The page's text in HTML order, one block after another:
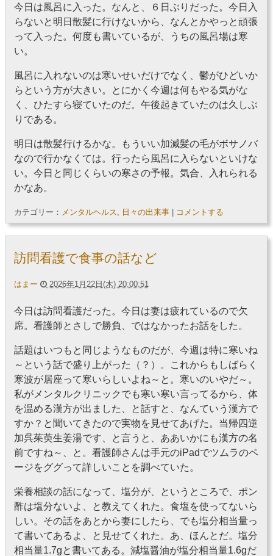
今日は風呂に入った。なんと、６日ぶりだった。今日入
らないと明日散髪に行けないから、なんとかやっと頑張
って入った。何度も書いているが、うちの風呂場は寒
い。
風呂に入れないのは寒いせいだけでなく、鬱がひどいか
らという方が大きい。とにかく今週は何もやる気がな
く、ひたすら寝ていたのだ。午後起きていたのは久しぶ
りである。
明日は散髪行けるかな。もういい加減髪の毛がボサノバ
なので行かなくては。行ったら風呂に入らないといけな
い。今日と同じくらいの寒さの予報。気合、入れられる
かなあ。
カテゴリー： メンタルヘルス, 日々の出来事 コメントする
訪問看護で食事の話など
はまー 2026年1月22日(木) 20:00:51
今日は訪問看護だった。今日は妻は疲れているので欠
席。看護師とさしで勝負、ではなかったお話をした。
話題はいつもと同じようなものだが、今週は特に寒いね
～という話で盛り上がった（？）。これからもしばらく
寒波が居座って寒いらしいよね～と。寒いのいやだ～。
私がメンタルクリニックでも寒い寒い言ってるから、体
を温める漢方が出ました、と話すと、なんていう漢方で
すか？と聞いてきたので実物を見せてあげた。当帰四逆
加呉茱萸生姜湯です、と言うと、ああいかにも漢方の名
前ですね～、と。看護師さんは手元のiPadでツムラのペ
ージをググって詳しいことを調べていた。
栄養相談の話になって、塩分が、というところで、ポン
酢は塩分ないよ、と教えてくれた。食塩を使ってないら
しい。その話をあとから妻にしたら、でも塩分相当量っ
て書いてあるよ、と見せてくれた。あ、ほんとだ。塩分
相当量1.7gと書いてある。減塩醤油が塩分相当量1.6gだ